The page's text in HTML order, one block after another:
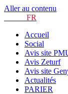
Aller au contenu
FR
Accueil
Social
Avis site
Avis Zeturf
Avis site
Actualités
PARIER